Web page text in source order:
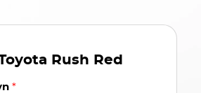
Rush Red
*